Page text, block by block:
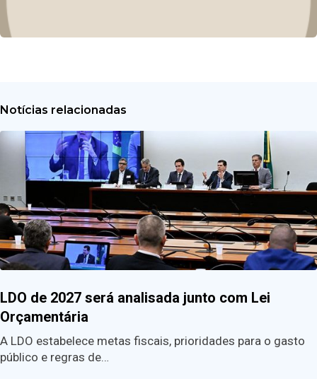
Notícias relacionadas
LDO de 2027 será analisada junto com Lei
Orçamentária
A LDO estabelece metas fiscais, prioridades para o gasto
público e regras de…